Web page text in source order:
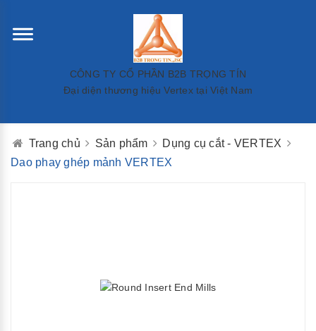
CÔNG TY CỔ PHẦN B2B TRỌNG TÍN
Đại diện thương hiệu Vertex tại Việt Nam
Trang chủ Sản phẩm
Dụng cụ cắt - VERTEX
Dao phay ghép mảnh VERTEX